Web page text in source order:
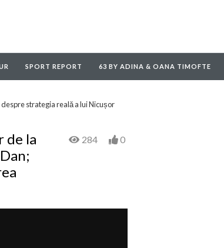
SPORT REPORT 63 BY ADINA & OANA TIMOFTE
strategia reală a lui Nicușor
de la
284 0